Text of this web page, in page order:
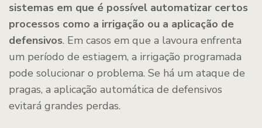
sistemas em que é possível automatizar certos
processos como a irrigação ou a aplicação de
defensivos. Em casos em que a lavoura enfrenta
um período de estiagem, a irrigação programada
pode solucionar o problema. Se há um ataque de
pragas, a aplicação automática de defensivos
evitará grandes perdas.